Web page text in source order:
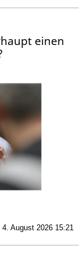
einen
August 2026 15:21